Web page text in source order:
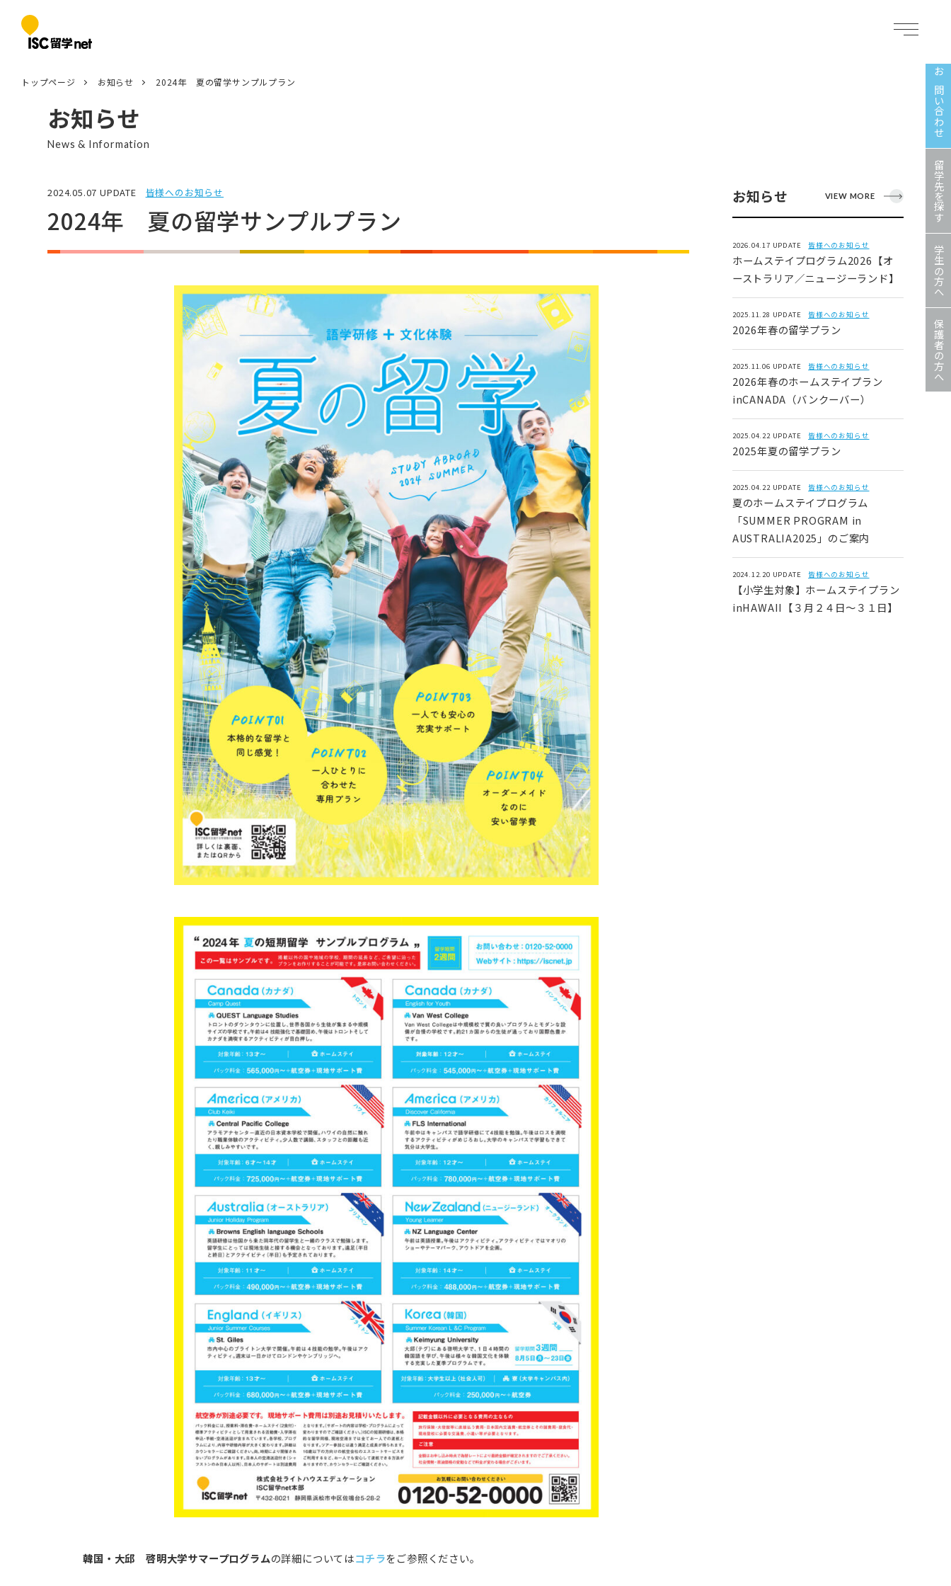
お問い合わせ
留学先を探す
学生の方へ
保護者の方へ
トップページ お知らせ 2024年 夏の留学サンプルプラン
お知らせ
News & Information
2024.05.07 UPDATE 皆様へのお知らせ
2024年 夏の留学サンプルプラン
韓国・大邱 啓明大学サマープログラムの詳細についてはコチラをご参照ください。
お知らせ VIEW MORE
2026.04.17 UPDATE 皆様へのお知らせ
ホームステイプログラム2026【オ
ーストラリア／ニュージーランド】
2025.11.28 UPDATE 皆様へのお知らせ
2026年春の留学プラン
2025.11.06 UPDATE 皆様へのお知らせ
2026年春のホームステイプラン
inCANADA（バンクーバー）
2025.04.22 UPDATE 皆様へのお知らせ
2025年夏の留学プラン
2025.04.22 UPDATE 皆様へのお知らせ
夏のホームステイプログラム
「SUMMER PROGRAM in
AUSTRALIA2025」のご案内
2024.12.20 UPDATE 皆様へのお知らせ
【小学生対象】ホームステイプラン
inHAWAII【３月２４日～３１日】